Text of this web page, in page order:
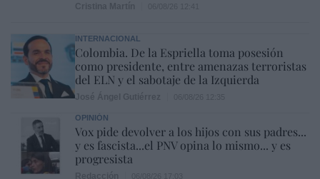
INTERNACIONAL
Colombia. De la Espriella toma posesión
como presidente, entre amenazas terroristas
del ELN y el sabotaje de la Izquierda
OPINIÓN
Vox pide devolver a los hijos con sus padres...
y es fascista...el PNV opina lo mismo... y es
progresista